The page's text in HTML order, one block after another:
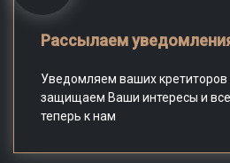
Рассылаем
Уведомляем ваших
защищаем Ваши интересы и
теперь к нам